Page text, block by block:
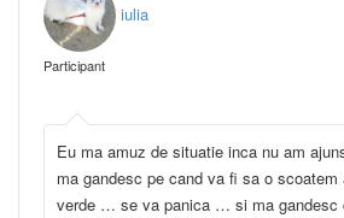
iulia
Participant
Eu ma amuz de situatie inca nu am
ma gandesc pe cand va fi sa o scoatem
verde … se va panica … si ma gandesc